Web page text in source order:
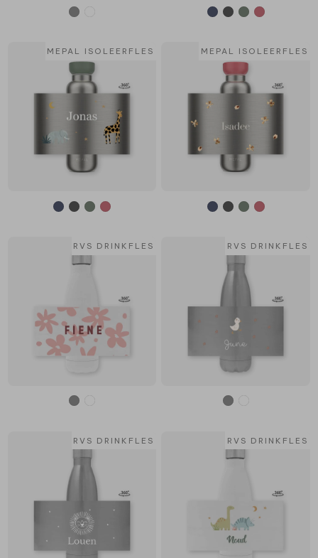
MEPAL ISOLEERFLES MEPAL ISOLEERFLES
RVS DRINKFLES RVS DRINKFLES
RVS DRINKFLES RVS DRINKFLES